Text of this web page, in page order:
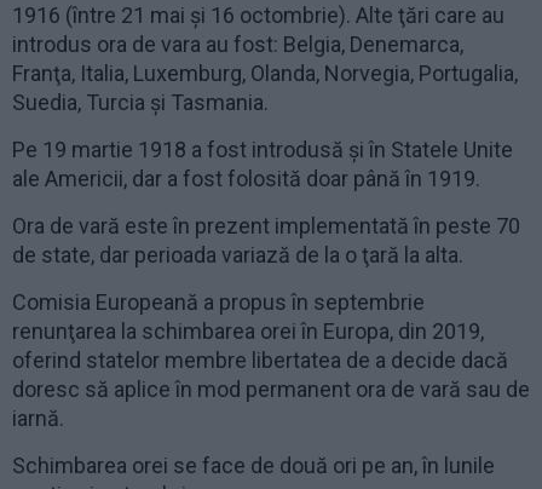
1916 (între 21 mai şi 16 octombrie). Alte ţări care au
introdus ora de vara au fost: Belgia, Denemarca,
Franţa, Italia, Luxemburg, Olanda, Norvegia, Portugalia,
Suedia, Turcia şi Tasmania.
Pe 19 martie 1918 a fost introdusă şi în Statele Unite
ale Americii, dar a fost folosită doar până în 1919.
Ora de vară este în prezent implementată în peste 70
de state, dar perioada variază de la o ţară la alta.
Comisia Europeană a propus în septembrie
renunţarea la schimbarea orei în Europa, din 2019,
oferind statelor membre libertatea de a decide dacă
doresc să aplice în mod permanent ora de vară sau de
iarnă.
Schimbarea orei se face de două ori pe an, în lunile